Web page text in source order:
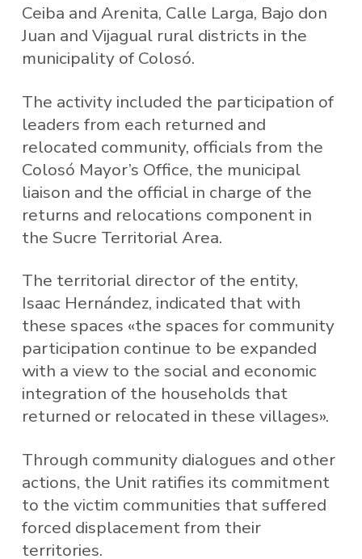
Ceiba and Arenita, Calle Larga, Bajo don
Juan and Vijagual rural districts in the
municipality of Colosó.
The activity included the participation of
leaders from each returned and
relocated community, officials from the
Colosó Mayor’s Office, the municipal
liaison and the official in charge of the
returns and relocations component in
the Sucre Territorial Area.
The territorial director of the entity,
Isaac Hernández, indicated that with
these spaces «the spaces for community
participation continue to be expanded
with a view to the social and economic
integration of the households that
returned or relocated in these villages».
Through community dialogues and other
actions, the Unit ratifies its commitment
to the victim communities that suffered
forced displacement from their
territories.